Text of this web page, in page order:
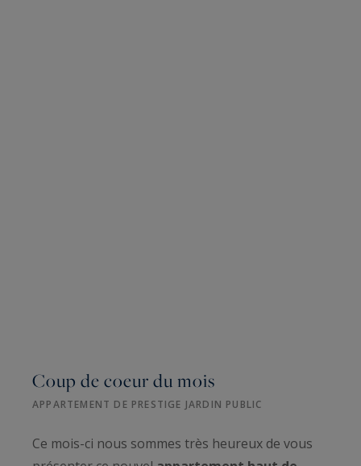
Coup de coeur du mois
APPARTEMENT DE PRESTIGE JARDIN PUBLIC
Ce mois-ci nous sommes très heureux de vous